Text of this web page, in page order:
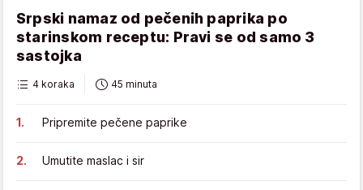
Srpski namaz od pečenih paprika po
starinskom receptu: Pravi se od samo 3
sastojka
4 koraka 45 minuta
Pripremite pečene paprike
Umutite maslac i sir